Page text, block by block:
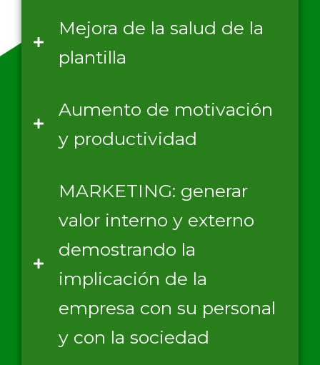
Mejora de la salud de la
plantilla
Aumento de motivación
y productividad
MARKETING: generar
valor interno y externo
demostrando la
implicación de la
empresa con su personal
y con la sociedad